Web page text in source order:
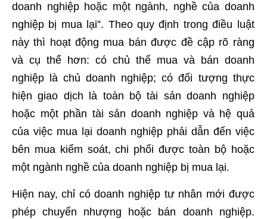
doanh nghiệp hoặc một ngành, nghề của doanh
nghiệp bị mua lại”. Theo quy định trong điều luật
này thì hoạt động mua bán được đề cập rõ ràng
và cụ thể hơn: có chủ thể mua và bán doanh
nghiệp là chủ doanh nghiệp; có đối tượng thực
hiện giao dịch là toàn bộ tài sản doanh nghiệp
hoặc một phần tài sản doanh nghiệp và hệ quả
của việc mua lại doanh nghiệp phải dẫn đến việc
bên mua kiểm soát, chi phối được toàn bộ hoặc
một ngành nghề của doanh nghiệp bị mua lại.
Hiện nay, chỉ có doanh nghiệp tư nhân mới được
phép chuyển nhượng hoặc bán doanh nghiệp.